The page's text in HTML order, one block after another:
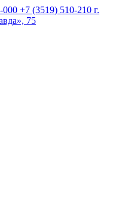
000 +7 (3519) 510-210 г.
75